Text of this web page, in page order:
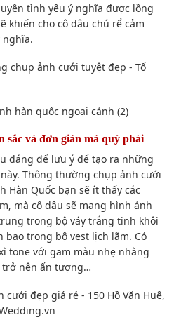
tình yêu ý nghĩa được lồng
khiến cho cô dâu chú rể cảm
nghĩa.
hàn quốc ngoại cảnh (2)
sắc và đơn giản mà quý phái
đáng để lưu ý để tạo ra những
này. Thông thường chụp ảnh cưới
Hàn Quốc bạn sẽ ít thấy các
mà cô dâu sẽ mang hình ảnh
trong bộ váy trắng tinh khôi
bao trong bộ vest lịch lãm. Có
tone với gam màu nhẹ nhàng
trở nên ấn tượng…